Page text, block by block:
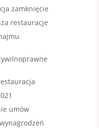
zamknięcie
restauracje
umów